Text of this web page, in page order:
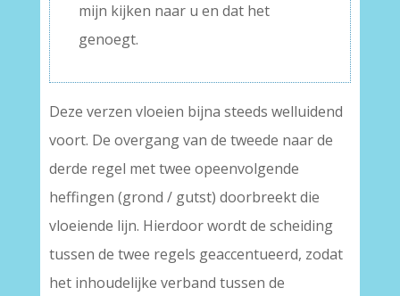
mijn kijken naar u en dat het
genoegt.
Deze verzen vloeien bijna steeds welluidend
voort. De overgang van de tweede naar de
derde regel met twee opeenvolgende
heffingen (grond / gutst) doorbreekt die
vloeiende lijn. Hierdoor wordt de scheiding
tussen de twee regels geaccentueerd, zodat
het inhoudelijke verband tussen de